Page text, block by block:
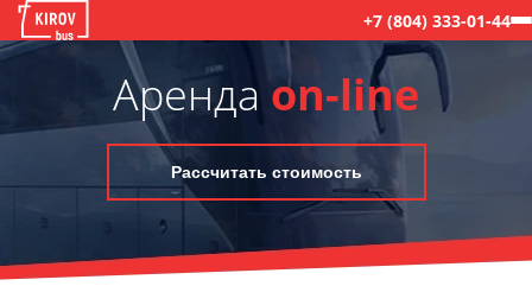
+7 (804) 333-01-44
Аренда on-line
Рассчитать стоимость